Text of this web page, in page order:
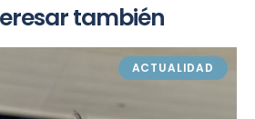
también
ACTUALIDAD